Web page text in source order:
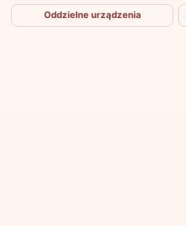
Oddzielne urządzenia